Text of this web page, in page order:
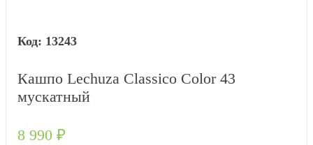
13243
Кашпо Lechuza Classico Color 43
мускатный
8 990 ₽